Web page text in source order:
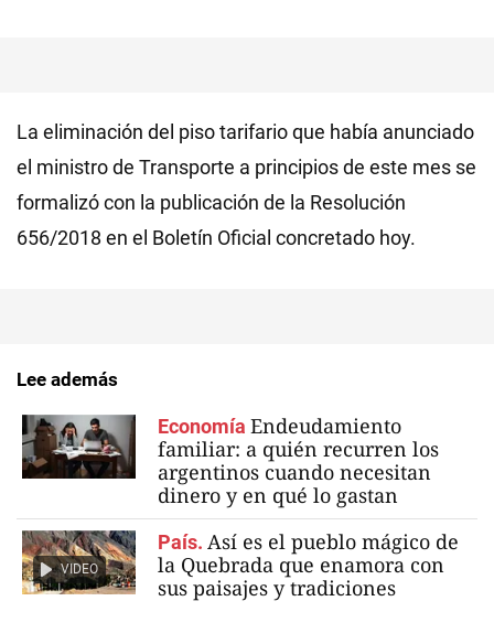
La eliminación del piso tarifario que había anunciado
el ministro de Transporte a principios de este mes se
formalizó con la publicación de la Resolución
656/2018 en el Boletín Oficial concretado hoy.
Lee además
Economía Endeudamiento
familiar: a quién recurren los
argentinos cuando necesitan
dinero y en qué lo gastan
VIDEO
País. Así es el pueblo mágico de
la Quebrada que enamora con
sus paisajes y tradiciones